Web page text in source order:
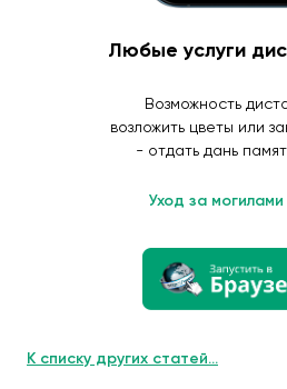
Любые услуги
Возможность
возложить цветы или
- отдать дань
Уход за
К списку других статей...